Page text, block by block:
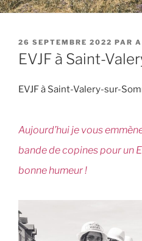
PUBLIÉ
LE
26 SEPTEMBRE 2022 PAR
EVJF à Saint-
EVJF à Saint-Valery-sur-
Aujourd’hui je vous
bande de copines pour un
bonne humeur !